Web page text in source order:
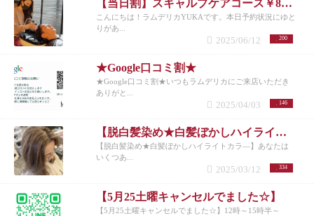
【当日割】スキャルプケアコース￥8200
こんにちは！ラムデリカYUKAです。本日予約状況にゆと
りがあ...
200
2025/06/12
★Google口コミ割★
★Google口コミ割★いつもラムデリカにご来店いただき
ありがと...
146
2025/04/03
【脱白髪染め★白髪ぼかしハイライトカラ―】
【脱白髪染め★白髪ぼかしハイライトカラ―】あなたは
いくつあ...
334
2025/03/12
【5月25土曜キャンセルでました☆】
【5月25土曜キャンセルでました☆】12時～15時半～